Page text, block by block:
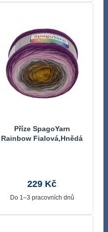
Příze SpagoYarn
Rainbow Fialová,Hnědá
229 Kč
Do 1–3 pracovních dnů